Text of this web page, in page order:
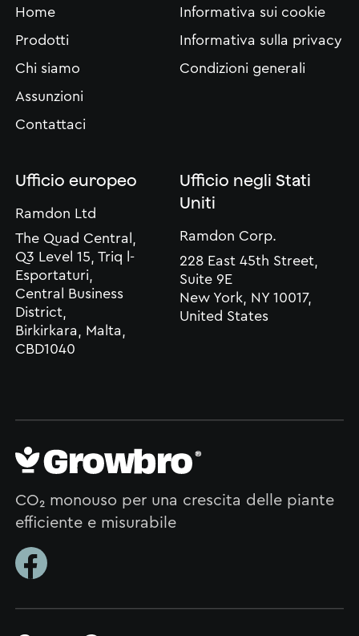
Home
Prodotti
Chi siamo
Assunzioni
Contattaci
Ufficio europeo
Ramdon Ltd
The Quad Central,
Q3 Level 15, Triq l-
Esportaturi,
Central Business
District,
Birkirkara, Malta,
CBD1040
Ufficio negli Stati
Uniti
Ramdon Corp.
228 East 45th Street,
Suite 9E
New York, NY 10017,
United States
Informativa sui cookie
Informativa sulla privacy
Condizioni generali
CO₂ monouso per una crescita delle piante
efficiente e misurabile